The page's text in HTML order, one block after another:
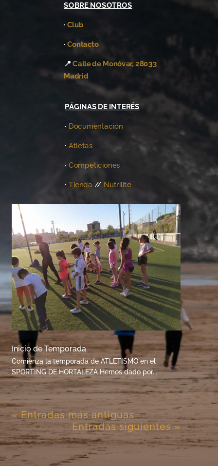
SOBRE NOSOTROS
· Club
· Contacto
📍Calle de Monóvar, 28033
Madrid
PÁGINAS DE INTERÉS
· Documentación
· Atletas
· Competiciones
· Tienda // Nutrilite
Inicio de Temporada
Comienza la temporada de ATLETISMO en el
SPORTING DE HORTALEZA Hemos dado por...
« Entradas más antiguas
Entradas siguientes »